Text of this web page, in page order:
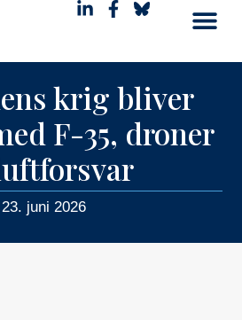
krig bliver
F-35, droner
23. juni 2026